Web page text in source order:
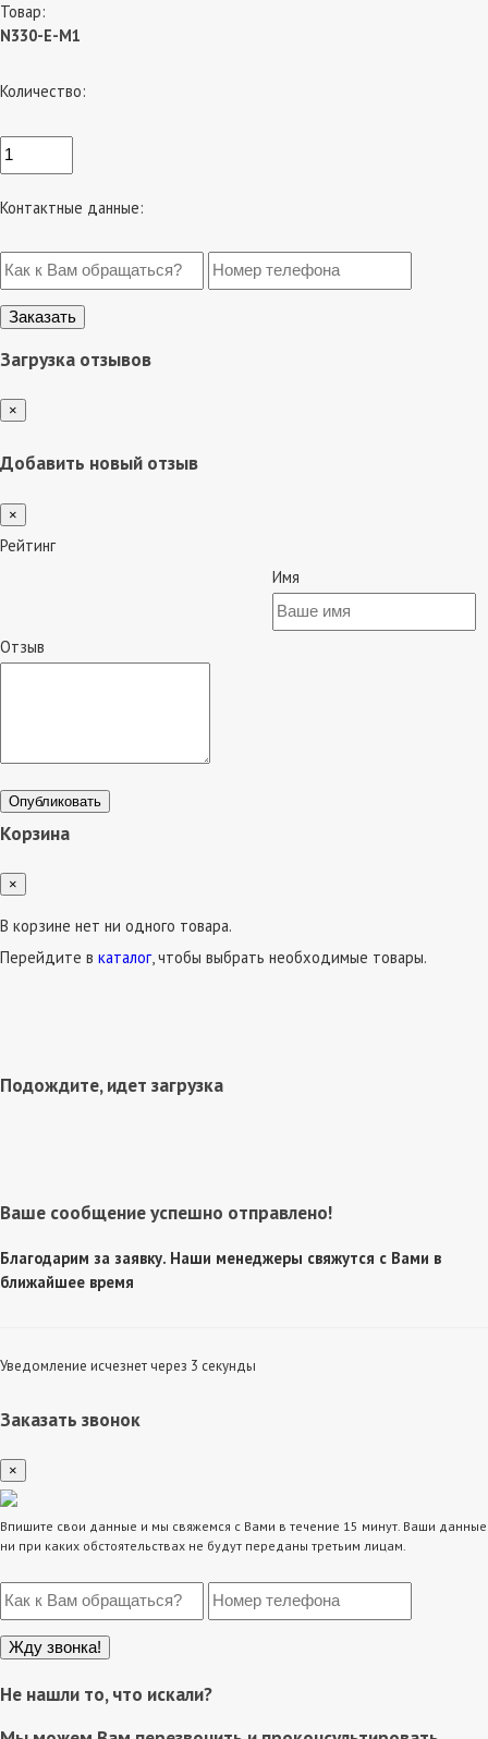
Товар:
N330-E-M1
Количество:
Контактные данные:
Загрузка отзывов
×
Добавить новый отзыв
×
Рейтинг
Имя
Отзыв
Опубликовать
Корзина
×
В корзине нет ни одного товара.
Перейдите в каталог, чтобы выбрать необходимые товары.
Подождите, идет загрузка
Ваше сообщение успешно отправлено!
Благодарим за заявку. Наши менеджеры свяжутся с Вами в
ближайшее время
Уведомление исчезнет через 3 секунды
Заказать звонок
×
Впишите свои данные и мы свяжемся с Вами в течение 15 минут. Ваши данные
ни при каких обстоятельствах не будут переданы третьим лицам.
Не нашли то, что искали?